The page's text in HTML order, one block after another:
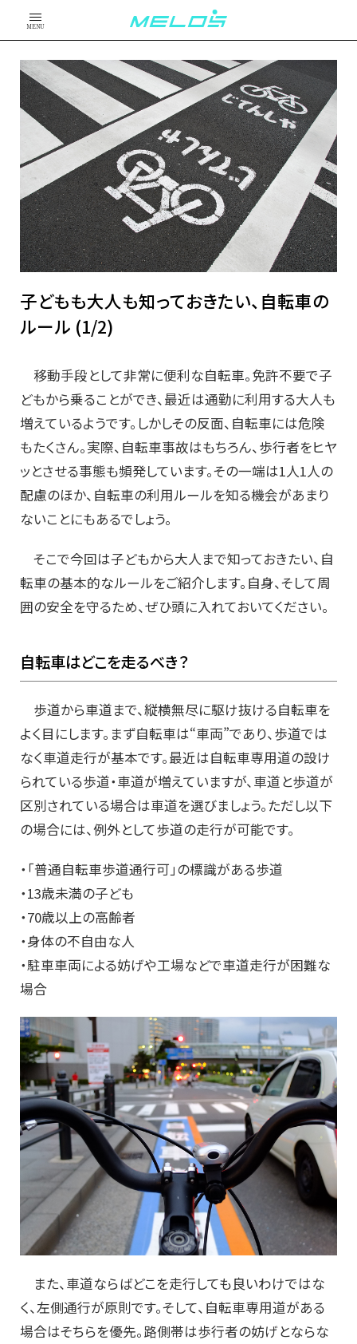
MENU
子どもも大人も知っておきたい、自転車の
ルール (1/2)
移動手段として非常に便利な自転車。免許不要で子
どもから乗ることができ、最近は通勤に利用する大人も
増えているようです。しかしその反面、自転車には危険
もたくさん。実際、自転車事故はもちろん、歩行者をヒヤ
ッとさせる事態も頻発しています。その一端は1人1人の
配慮のほか、自転車の利用ルールを知る機会があまり
ないことにもあるでしょう。
そこで今回は子どもから大人まで知っておきたい、自
転車の基本的なルールをご紹介します。自身、そして周
囲の安全を守るため、ぜひ頭に入れておいてください。
自転車はどこを走るべき？
歩道から車道まで、縦横無尽に駆け抜ける自転車を
よく目にします。まず自転車は“車両”であり、歩道では
なく車道走行が基本です。最近は自転車専用道の設け
られている歩道・車道が増えていますが、車道と歩道が
区別されている場合は車道を選びましょう。ただし以下
の場合には、例外として歩道の走行が可能です。
・「普通自転車歩道通行可」の標識がある歩道
・13歳未満の子ども
・70歳以上の高齢者
・身体の不自由な人
・駐車車両による妨げや工場などで車道走行が困難な
場合
また、車道ならばどこを走行しても良いわけではな
く、左側通行が原則です。そして、自転車専用道がある
場合はそちらを優先。路側帯は歩行者の妨げとならな